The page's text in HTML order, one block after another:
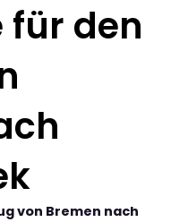
für den
von Bremen nach